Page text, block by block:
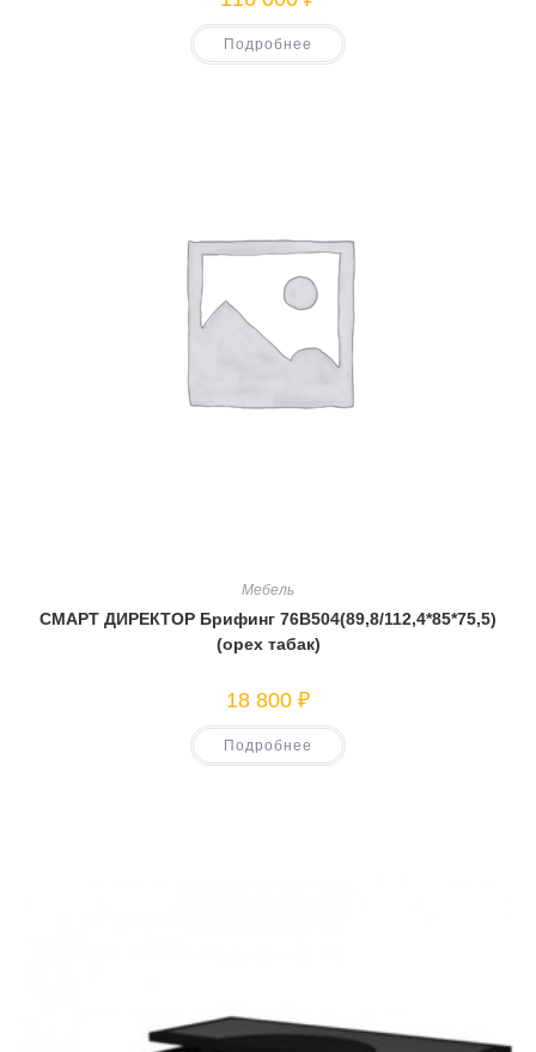
Подробнее
Мебель
СМАРТ ДИРЕКТОР Брифинг 76В504(89,8/112,4*85*75,5)
(орех табак)
18 800 ₽
Подробнее